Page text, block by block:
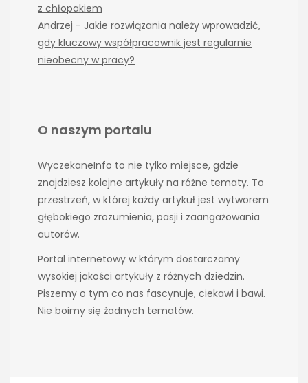
z chłopakiem
Andrzej - Jakie rozwiązania należy wprowadzić,
gdy kluczowy współpracownik jest regularnie
nieobecny w pracy?
O naszym portalu
WyczekaneInfo to nie tylko miejsce, gdzie
znajdziesz kolejne artykuły na różne tematy. To
przestrzeń, w której każdy artykuł jest wytworem
głębokiego zrozumienia, pasji i zaangażowania
autorów.
Portal internetowy w którym dostarczamy
wysokiej jakości artykuły z różnych dziedzin.
Piszemy o tym co nas fascynuje, ciekawi i bawi.
Nie boimy się żadnych tematów.